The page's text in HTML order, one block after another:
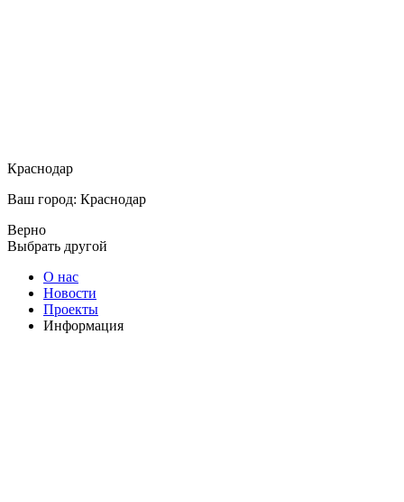
Краснодар
Ваш город: Краснодар
Верно
Выбрать другой
О нас
Новости
Проекты
Информация